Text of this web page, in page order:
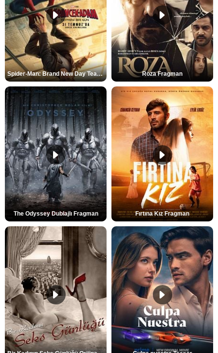
Spider-Man: Brand New Day Teaser Roza Fragman
The Odyssey Dublajlı Fragman Fırtına Kız Fragman